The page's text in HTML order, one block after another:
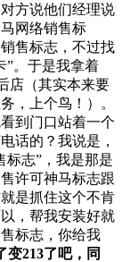
方说他们经理说
网络销售标
售标志，不过找
”。于是我拿着
店（其实本来要
，上个鸟！）。
到门口站着一个
话的？我说是，
标志”，我是那是
许可神马标志跟
是抓住这个不肯
，帮我安装好就
标志，你给我
变213了吧，同